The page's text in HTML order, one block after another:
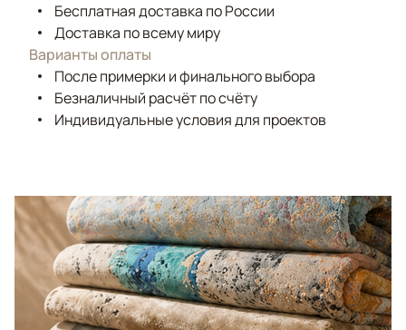
Бесплатная доставка по России
Доставка по всему миру
Варианты оплаты
После примерки и финального выбора
Безналичный расчёт по счёту
Индивидуальные условия для проектов